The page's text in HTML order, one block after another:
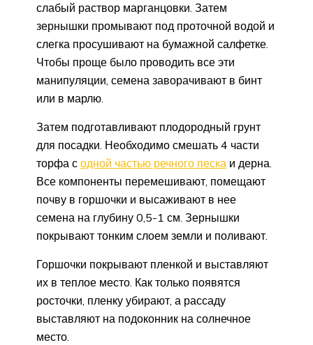
слабый раствор марганцовки. Затем
зернышки промывают под проточной водой и
слегка просушивают на бумажной салфетке.
Чтобы проще было проводить все эти
манипуляции, семена заворачивают в бинт
или в марлю.
Затем подготавливают плодородный грунт
для посадки. Необходимо смешать 4 части
торфа с одной частью речного песка и дерна.
Все компоненты перемешивают, помещают
почву в горшочки и высаживают в нее
семена на глубину 0,5-1 см. Зернышки
покрывают тонким слоем земли и поливают.
Горшочки покрывают пленкой и выставляют
их в теплое место. Как только появятся
росточки, пленку убирают, а рассаду
выставляют на подоконник на солнечное
место.